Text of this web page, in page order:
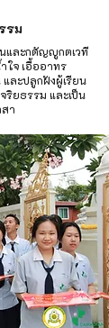
รม
และกตัญญูกตเวที
ใจ เอื้ออาทร
และปลูกฝังผู้เรียน
ยธรรม และเป็น
า